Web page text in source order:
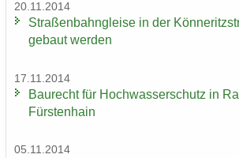
20.11.2014
Stra­ßen­bahn­glei­se in der
ge­baut wer­den
17.11.2014
Bau­recht für Hoch­was­ser­schutz in
Fürstenhain
05.11.2014